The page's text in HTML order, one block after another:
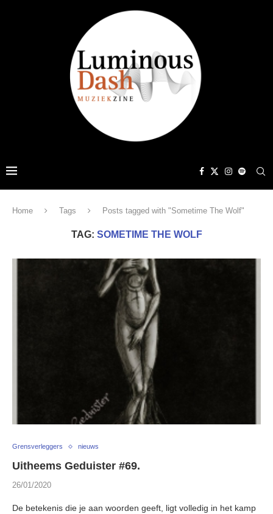
Home Tags Posts tagged with "Sometime The Wolf"
TAG: SOMETIME THE WOLF
Grensverleggers nieuws
Uitheems Geduister #69.
26/01/2020
De betekenis die je aan woorden geeft, ligt volledig in het kamp